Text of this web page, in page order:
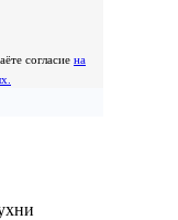
согласие на